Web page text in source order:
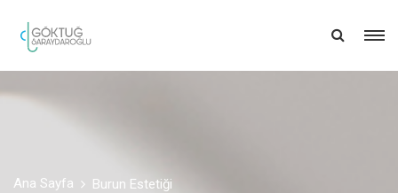
Ana Sayfa Burun Estetiği